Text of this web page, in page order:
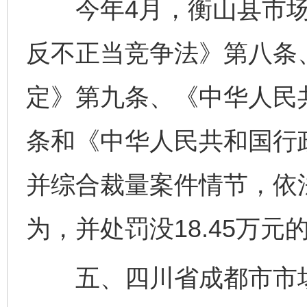
今年4月，衡山县市场
反不正当竞争法》第八
定》第九条、《中华人
条和《中华人民共和国
并综合裁量案件情节，
为，并处罚没18.45万元
五、四川省成都市市